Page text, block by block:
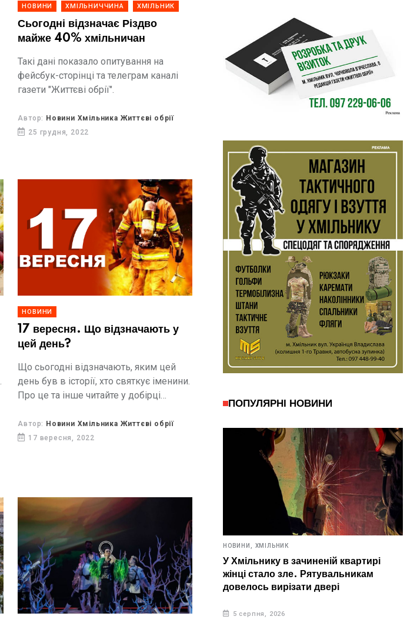
НОВИНИ ХМІЛЬНИЧЧИНА ХМІЛЬНИК
Сьогодні відзначає Різдво
майже 40% хмільничан
Такі дані показало опитування на
фейсбук-сторінці та телеграм каналі
газети "Життєві обрії".
Автор: Новини Хмільника Життєві обрії
25 грудня, 2022
НОВИНИ
17 вересня. Що відзначають у
цей день?
Що сьогодні відзначають, яким цей
день був в історії, хто святкує іменини.
Про це та інше читайте у добірці
Автор: Новини Хмільника Життєві обрії
17 вересня, 2022
ПОПУЛЯРНІ НОВИНИ
НОВИНИ, ХМІЛЬНИК
У Хмільнику в зачиненій квартирі
жінці стало зле. Рятувальникам
довелось вирізати двері
5 серпня, 2026